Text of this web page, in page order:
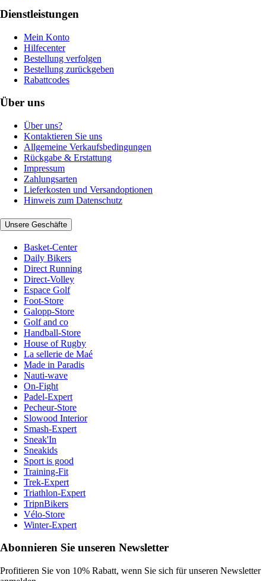
Dienstleistungen
Mein Konto
Hilfecenter
Bestellung verfolgen
Bestellung zurückgeben
Rabattcodes
Über uns
Über uns?
Kontaktieren Sie uns
Allgemeine Verkaufsbedingungen
Rückgabe & Erstattung
Impressum
Zahlungsarten
Lieferkosten und Versandoptionen
Hinweis zum Datenschutz
Unsere Geschäfte
Basket-Center
Daily Bikers
Direct Running
Direct-Volley
Espace Golf
Foot-Store
Galopp-Store
Golf and co
Handball-Store
House of Rugby
La sellerie de Maé
Made in Paradis
Nauti-wave
On-Fight
Padel-Expert
Pecheur-Store
Slowood Interior
Smash-Expert
Sneak'In
Sneakids
Sport is good
Training-Fit
Trek-Expert
Triathlon-Expert
TripnBikers
Vélo-Store
Winter-Expert
Abonnieren Sie unseren Newsletter
Profitieren Sie von 10% Rabatt, wenn Sie sich für unseren Newsletter